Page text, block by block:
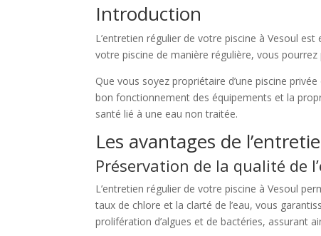
Introduction
L’entretien régulier de votre piscine à Vesoul
votre piscine de manière régulière, vous
Que vous soyez propriétaire d’une piscine
bon fonctionnement des équipements et la
santé lié à une eau non traitée.
Les avantages de
Préservation de la qualité de
L’entretien régulier de votre piscine à Vesoul
taux de chlore et la clarté de l’eau, vous
prolifération d’algues et de bactéries, assurant